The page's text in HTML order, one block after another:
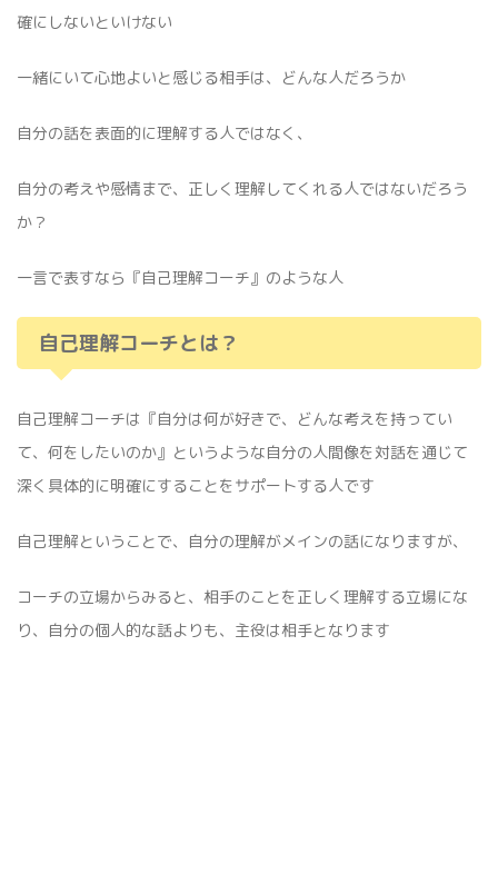
確にしないといけない
一緒にいて心地よいと感じる相手は、どんな人だろうか
自分の話を表面的に理解する人ではなく、
自分の考えや感情まで、正しく理解してくれる人ではないだろう
か？
一言で表すなら『自己理解コーチ』のような人
自己理解コーチとは？
自己理解コーチは『自分は何が好きで、どんな考えを持ってい
て、何をしたいのか』というような自分の人間像を対話を通じて
深く具体的に明確にすることをサポートする人です
自己理解ということで、自分の理解がメインの話になりますが、
コーチの立場からみると、相手のことを正しく理解する立場にな
り、自分の個人的な話よりも、主役は相手となります